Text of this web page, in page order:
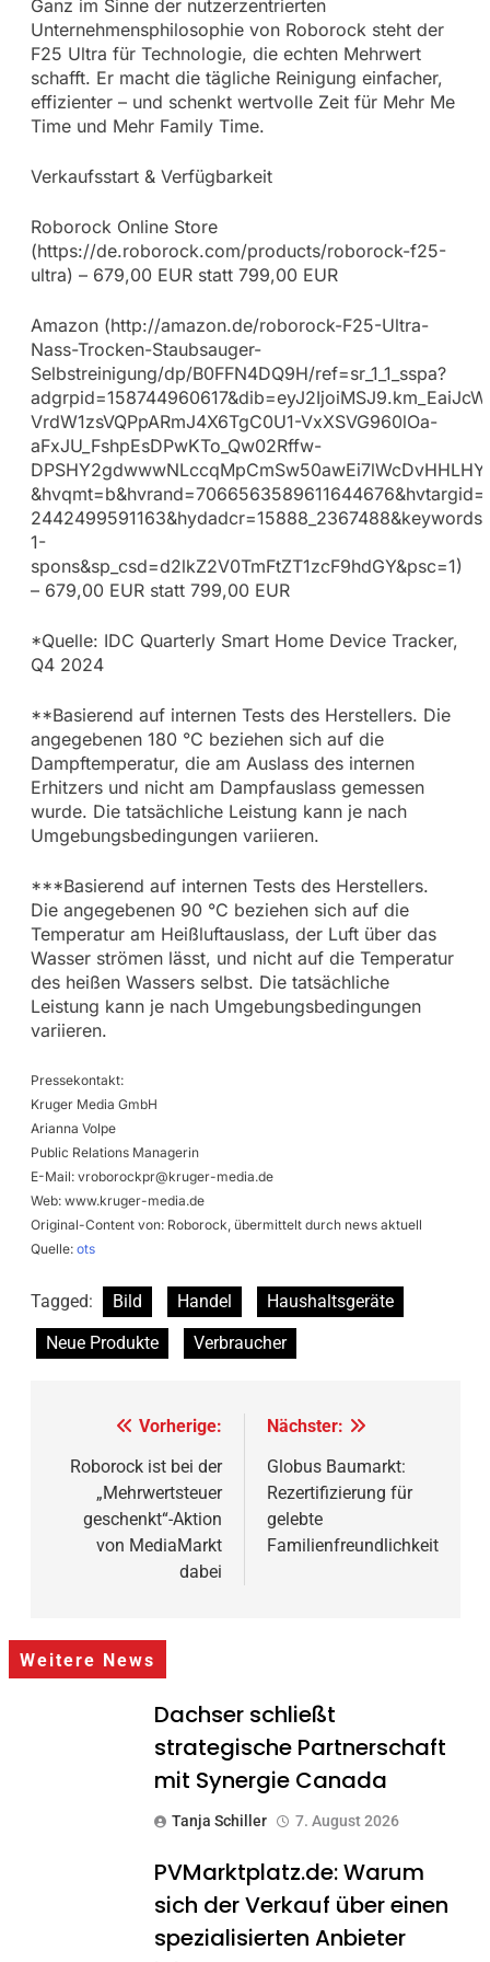
Ganz im Sinne der nutzerzentrierten
Unternehmensphilosophie von Roborock steht der
F25 Ultra für Technologie, die echten Mehrwert
schafft. Er macht die tägliche Reinigung einfacher,
effizienter – und schenkt wertvolle Zeit für Mehr Me
Time und Mehr Family Time.
Verkaufsstart & Verfügbarkeit
Roborock Online Store
(https://de.roborock.com/products/roborock-f25-
ultra) – 679,00 EUR statt 799,00 EUR
Amazon (http://amazon.de/roborock-F25-Ultra-
Nass-Trocken-Staubsauger-
Selbstreinigung/dp/B0FFN4DQ9H/ref=sr_1_1_sspa?
VrdW1zsVQPpARmJ4X6TgC0U1-VxXSVG960lOa-
aFxJU_FshpEsDPwKTo_Qw02Rffw-
1-
spons&sp_csd=d2lkZ2V0TmFtZT1zcF9hdGY&psc=1)
– 679,00 EUR statt 799,00 EUR
*Quelle: IDC Quarterly Smart Home Device Tracker,
Q4 2024
**Basierend auf internen Tests des Herstellers. Die
angegebenen 180 °C beziehen sich auf die
Dampftemperatur, die am Auslass des internen
Erhitzers und nicht am Dampfauslass gemessen
wurde. Die tatsächliche Leistung kann je nach
Umgebungsbedingungen variieren.
***Basierend auf internen Tests des Herstellers.
Die angegebenen 90 °C beziehen sich auf die
Temperatur am Heißluftauslass, der Luft über das
Wasser strömen lässt, und nicht auf die Temperatur
des heißen Wassers selbst. Die tatsächliche
Leistung kann je nach Umgebungsbedingungen
variieren.
Pressekontakt:
Kruger Media GmbH
Arianna Volpe
Public Relations Managerin
E-Mail: vroborockpr@kruger-media.de
Web: www.kruger-media.de
Original-Content von: Roborock, übermittelt durch news aktuell
Quelle: ots
Tagged: Bild Handel
Haushaltsgeräte
Neue Produkte
Verbraucher
Beitragsnavigation
Vorherige:
Roborock ist bei der
„Mehrwertsteuer
geschenkt“-Aktion
von MediaMarkt
dabei
Nächster:
Globus Baumarkt:
Rezertifizierung für
gelebte
Familienfreundlichkeit
Weitere News
Dachser schließt
strategische Partnerschaft
mit Synergie Canada
Tanja Schiller 7. August 2026
PVMarktplatz.de: Warum
sich der Verkauf über einen
spezialisierten Anbieter